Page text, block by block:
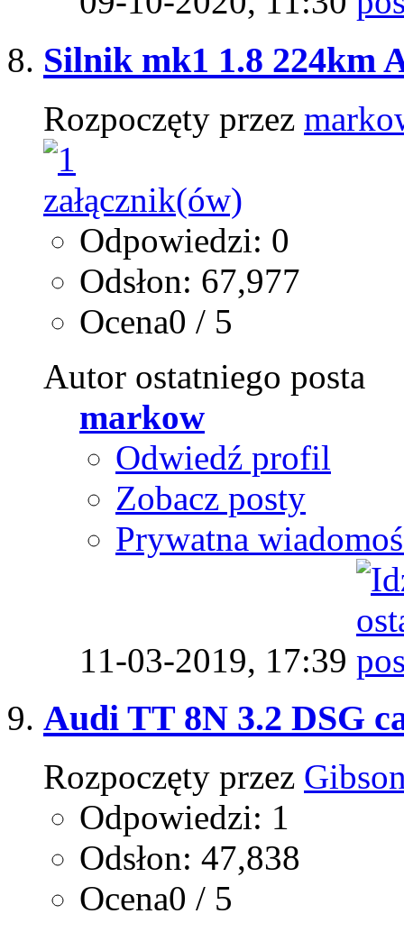
Silnik mk1 1.8 224km
Rozpoczęty przez
Odpowiedzi: 0
Odsłon: 67,977
Ocena0 / 5
Autor ostatniego posta
markow
Odwiedź profil
Zobacz posty
Prywatna
11-03-2019, 17:39
Audi TT 8N 3.2 DSG
Rozpoczęty przez
Odpowiedzi: 1
Odsłon: 47,838
Ocena0 / 5